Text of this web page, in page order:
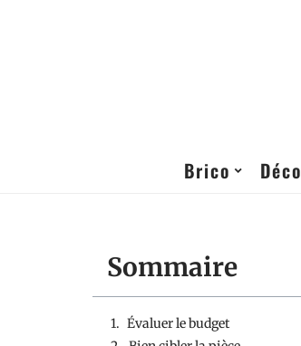
Brico Déco
Sommaire
Évaluer le budget